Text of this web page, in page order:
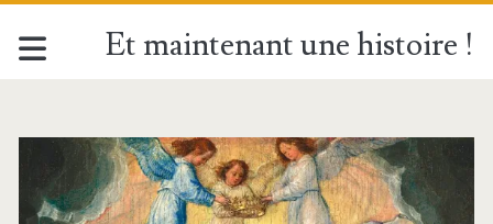
Et maintenant une histoire !
Étiquette :
<span>Chevalier</